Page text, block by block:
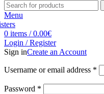
Menu
0 items / 0.00€
Login / Register
Sign inCreate an Account
Username or email address *
Password *